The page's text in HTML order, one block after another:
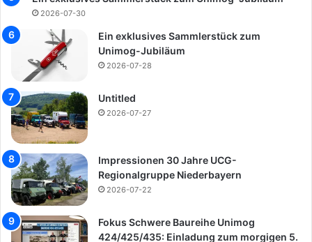
2026-07-30
Ein exklusives Sammlerstück zum
Unimog-Jubiläum
2026-07-28
Untitled
2026-07-27
Impressionen 30 Jahre UCG-
Regionalgruppe Niederbayern
2026-07-22
Fokus Schwere Baureihe Unimog
424/425/435: Einladung zum morgigen 5.